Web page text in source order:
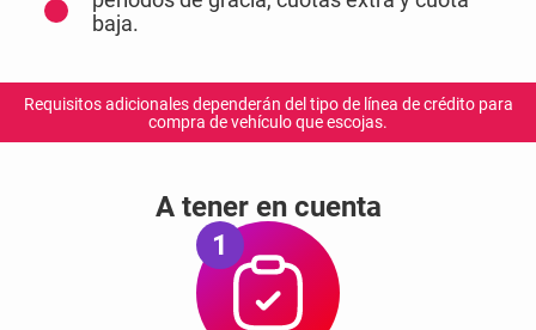
baja.
Requisitos adicionales dependerán del tipo de línea de crédito para
compra de vehículo que escojas.
A tener en cuenta
1